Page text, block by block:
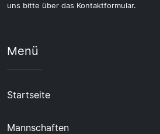
uns bitte über das Kontaktformular.
Menü
Startseite
Mannschaften